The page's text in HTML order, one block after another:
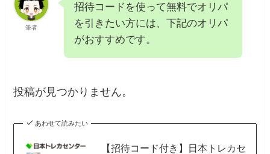
筆者
招待コードを使って無料でオリパ
を引きたい方には、下記のオリパ
がおすすめです。
投稿が見つかりません。
あわせて読みたい
【招待コード付き】日本トレカセ